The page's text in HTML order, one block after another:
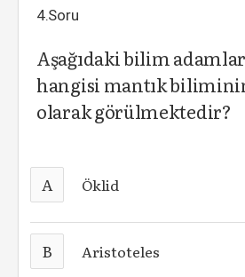
4.Soru
Aşağıdaki bilim
hangisi mantık
olarak görülmektedir?
A Öklid
B Aristoteles